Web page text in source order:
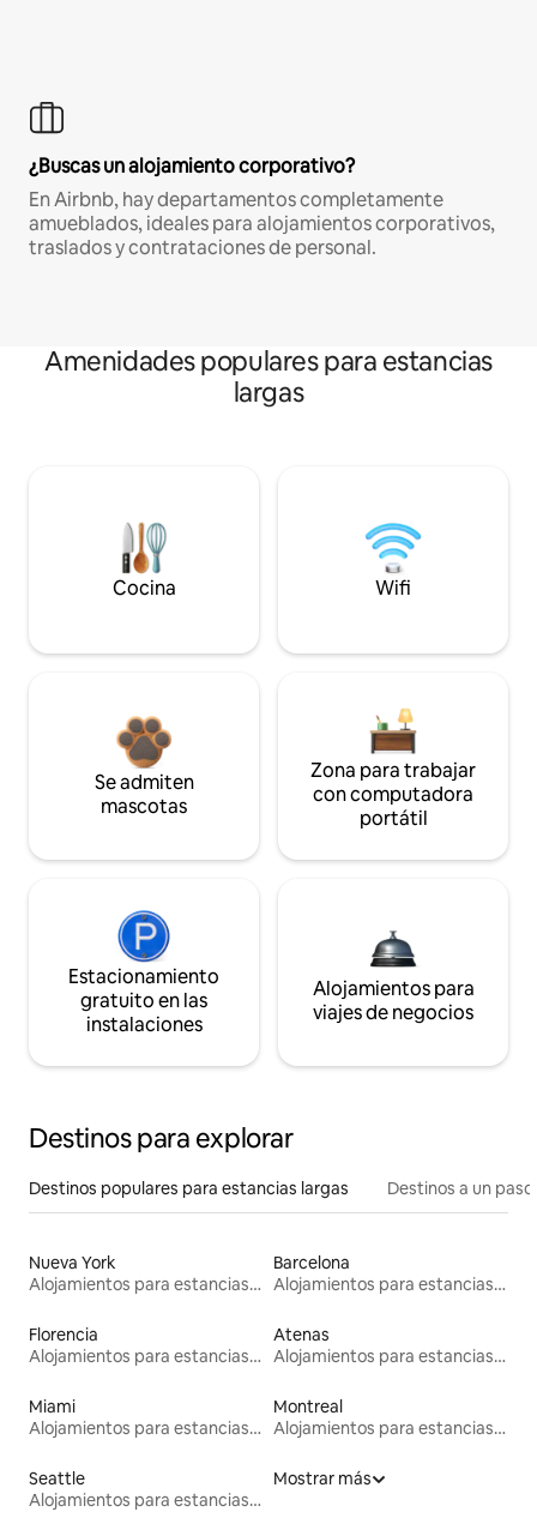
¿Buscas un alojamiento corporativo?
En Airbnb, hay departamentos completamente
amueblados, ideales para alojamientos corporativos,
traslados y contrataciones de personal.
Amenidades populares para estancias
largas
Cocina Wifi
Se admiten
mascotas
Zona para trabajar
con computadora
portátil
Estacionamiento
gratuito en las
instalaciones
Alojamientos para
viajes de negocios
Destinos para explorar
Destinos populares para estancias largas Destinos a un
Nueva York
Alojamientos para estancias largas
Barcelona
Alojamientos para estancias largas
Florencia
Alojamientos para estancias largas
Atenas
Alojamientos para estancias largas
Miami
Alojamientos para estancias largas
Montreal
Alojamientos para estancias largas
Seattle
Alojamientos para estancias largas
Mostrar más